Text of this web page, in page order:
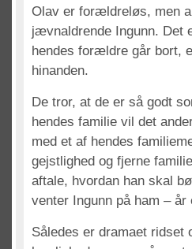
Olav er forældreløs, men
jævnaldrende Ingunn. Det
hendes forældre går bort,
hinanden.
De tror, at de er så godt
hendes familie vil det
med et af hendes
gejstlighed og fjerne
aftale, hvordan han skal
venter Ingunn på ham – år
Således er dramaet